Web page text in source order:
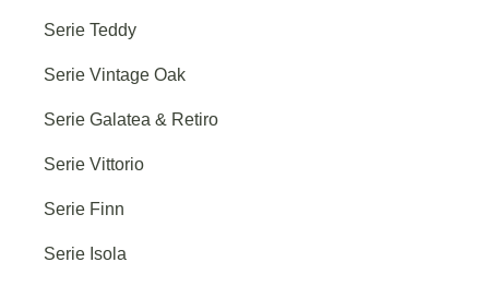
Serie Teddy
Serie Vintage Oak
Serie Galatea & Retiro
Serie Vittorio
Serie Finn
Serie Isola